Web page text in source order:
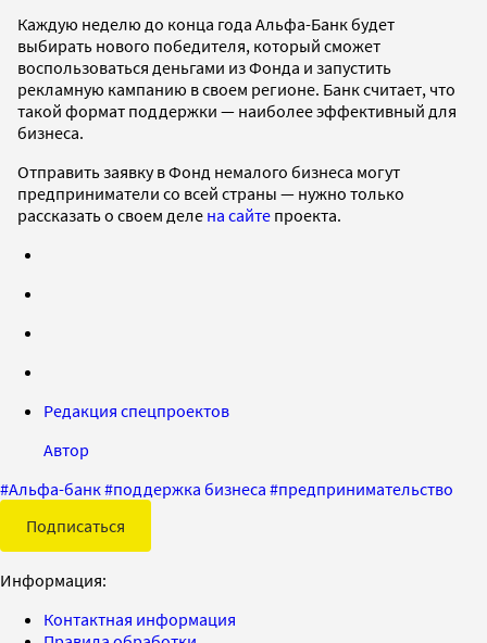
Каждую неделю до конца года Альфа-Банк будет
выбирать нового победителя, который сможет
воспользоваться деньгами из Фонда и запустить
рекламную кампанию в своем регионе. Банк считает, что
такой формат поддержки — наиболее эффективный для
бизнеса.
Отправить заявку в Фонд немалого бизнеса могут
предприниматели со всей страны — нужно только
рассказать о своем деле на сайте проекта.
Редакция спецпроектов
Автор
#Альфа-­банк#поддержка бизнеса #предпринимательство
Подписаться
Информация:
Контактная информация